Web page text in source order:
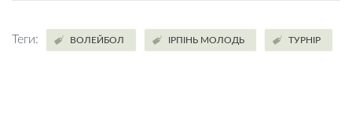
Теги: ВОЛЕЙБОЛ ІРПІНЬ МОЛОДЬ ТУРНІР